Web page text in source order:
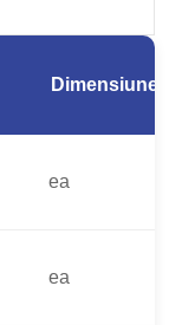
Dimensiune
ea
ea